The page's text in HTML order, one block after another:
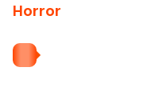
Horror